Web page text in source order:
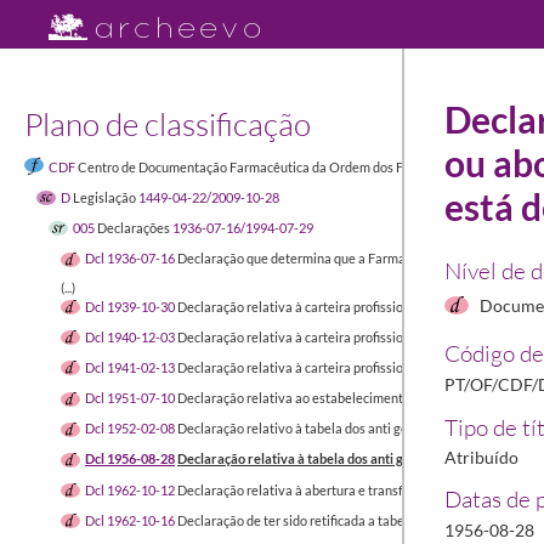
Plano de classificação
CDFCentro de Documentação Farmacêutica da Ordem dos Farmacêuticos
1449-04-
D Legislação 1449-04-22/2009-10-28
005 Declarações 1936-07-16/1994-07-29
Dcl 1936-07-16 Declaração que determina que a Farmacopeia Portuguesa
(...)
Dcl 1939-10-30 Declaração relativa à carteira profissional de farmacêutico
Dcl 1940-12-03 Declaração relativa à carteira profissional de farmacêutico
Dcl 1941-02-13 Declaração relativa à carteira profissional dos ajudantes de
Dcl 1951-07-10 Declaração relativa ao estabelecimento de postos de
Dcl 1952-02-08 Declaração relativo à tabela dos anti genésicos ou abortivos e
Dcl 1956-08-28Declaração relativa à tabela dos anti genésicos ou abortivos e
Dcl 1962-10-12 Declaração relativa à abertura e transferência de farmácias e
Dcl 1962-10-16 Declaração de ter sido retificada a tabela dos preços dos
ou
está
Nível de
Código
PT/OF/
Tipo de
Atribuído
Datas de
1956-08-28